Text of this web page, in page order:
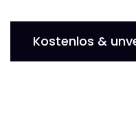
Kostenlos &